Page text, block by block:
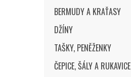
BERMUDY A KRAŤASY
DŽÍNY
TAŠKY, PENĚŽENKY
ČEPICE, ŠÁLY A RUKAVICE